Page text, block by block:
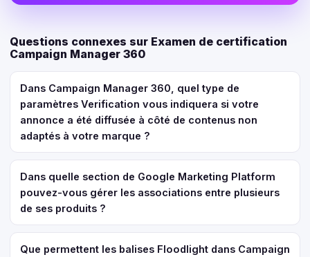
Questions connexes sur Examen de certification
Campaign Manager 360
Dans Campaign Manager 360, quel type de
paramètres Verification vous indiquera si votre
annonce a été diffusée à côté de contenus non
adaptés à votre marque ?
Dans quelle section de Google Marketing Platform
pouvez-vous gérer les associations entre plusieurs
de ses produits ?
Que permettent les balises Floodlight dans Campaign